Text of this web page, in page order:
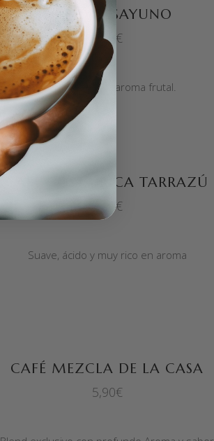
BLEND DESAYUNO
6,20 €
Intenso sabor y aroma frutal.
CAFÉ COSTA RICA TARRAZÚ
6,90€
Suave, ácido y muy rico en aroma
CAFÉ MEZCLA DE LA CASA
5,90€